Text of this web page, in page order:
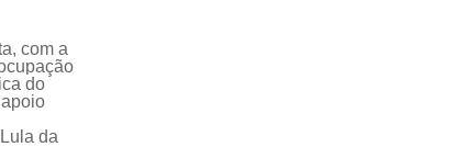
, com a
do
da